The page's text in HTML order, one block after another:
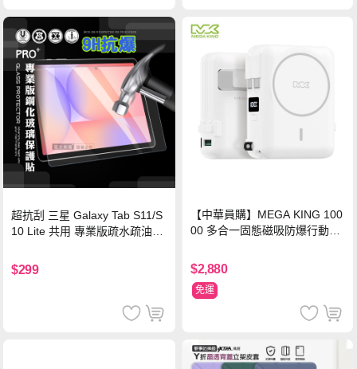
超抗刮 三星 Galaxy Tab S11/S
10 Lite 共用 專業版疏水疏油9H
$299
【中華員購】MEGA KING 100
00 多合一固態磁吸防爆行動電
$2,880
免運